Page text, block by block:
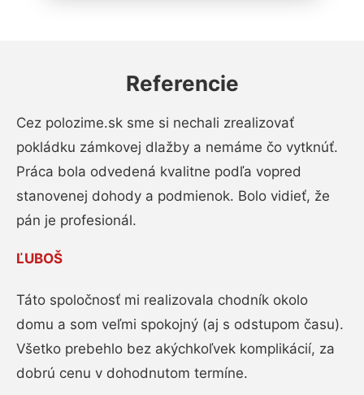
Referencie
Cez polozime.sk sme si nechali zrealizovať
pokládku zámkovej dlažby a nemáme čo vytknúť.
Práca bola odvedená kvalitne podľa vopred
stanovenej dohody a podmienok. Bolo vidieť, že
pán je profesionál.
ĽUBOŠ
Táto spoločnosť mi realizovala chodník okolo
domu a som veľmi spokojný (aj s odstupom času).
Všetko prebehlo bez akýchkoľvek komplikácií, za
dobrú cenu v dohodnutom termíne.